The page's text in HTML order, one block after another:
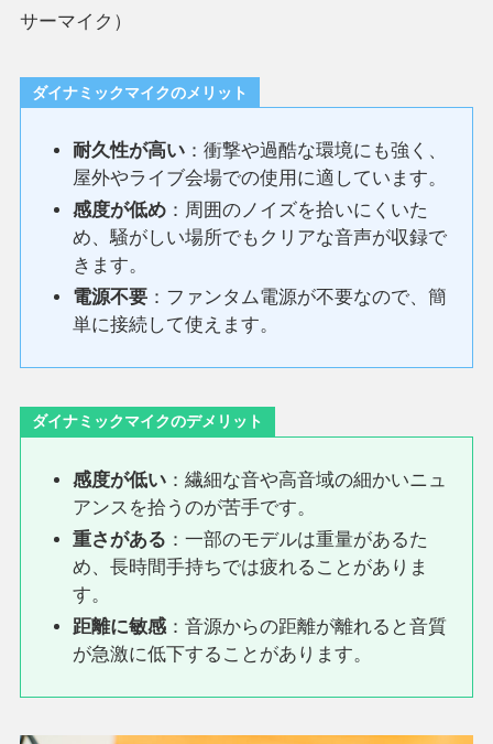
サーマイク）
ダイナミックマイクのメリット
耐久性が高い：衝撃や過酷な環境にも強く、
屋外やライブ会場での使用に適しています。
感度が低め：周囲のノイズを拾いにくいた
め、騒がしい場所でもクリアな音声が収録で
きます。
電源不要：ファンタム電源が不要なので、簡
単に接続して使えます。
ダイナミックマイクのデメリット
感度が低い：繊細な音や高音域の細かいニュ
アンスを拾うのが苦手です。
重さがある ：一部のモデルは重量があるた
め、長時間手持ちでは疲れることがありま
す。
距離に敏感：音源からの距離が離れると音質
が急激に低下することがあります。